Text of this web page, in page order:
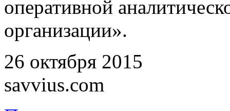
оперативной
организации».
26 октября 2015
savvius.com